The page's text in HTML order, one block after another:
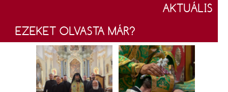
AKTUÁLIS
EZEKET OLVASTA MÁR?